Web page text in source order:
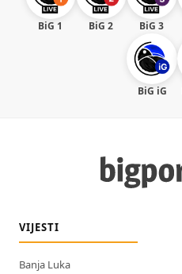
BiG 1 BiG 2 BiG 3
BiG iG
VIJESTI
Banja Luka